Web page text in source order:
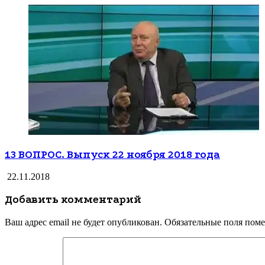
13 ВОПРОС. Выпуск 22 ноября 2018 года
22.11.2018
Добавить комментарий
Ваш адрес email не будет опубликован. Обязательные поля